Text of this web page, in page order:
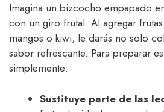
Imagina un bizcocho empapado
con un giro frutal. Al agregar
mangos o kiwi, le darás no solo
sabor refrescante. Para preparar
simplemente:
Sustituye parte de las